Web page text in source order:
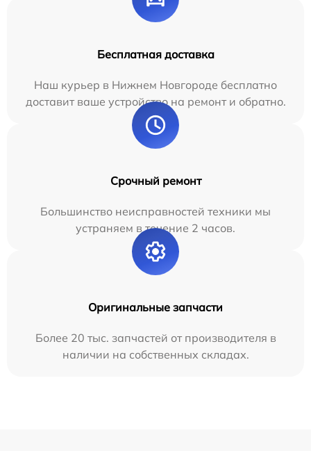
Бесплатная доставка
Наш курьер в Нижнем Новгороде бесплатно
доставит ваше устройство на ремонт и обратно.
Срочный ремонт
Большинство неисправностей техники мы
устраняем в течение 2 часов.
Оригинальные запчасти
Более 20 тыс. запчастей от производителя в
наличии на собственных складах.